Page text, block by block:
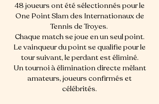
48 joueurs ont été sélectionnés pour le
One Point Slam des Internationaux de
Tennis de Troyes.
Chaque match se joue en un seul point.
Le vainqueur du point se qualifie pour le
tour suivant, le perdant est éliminé.
Un tournoi à élimination directe mêlant
amateurs, joueurs confirmés et
célébrités.